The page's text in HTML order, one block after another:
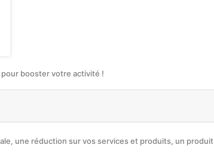
pour booster votre activité !
une réduction sur vos services et produits, un produit